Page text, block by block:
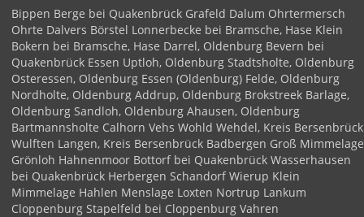
Bippen Berge bei Quakenbrück Grafeld Dalum Ohrtermersch
Ohrte Dalvers Börstel Lonnerbecke bei Bramsche, Hase Klein
Bokern bei Bramsche, Hase Darrel, Oldenburg Bevern bei
Quakenbrück Essen Uptloh, Oldenburg Stadtsholte, Oldenburg
Osteressen, Oldenburg Essen (Oldenburg) Felde, Oldenburg
Nordholte, Oldenburg Addrup, Oldenburg Brokstreek Barlage,
Oldenburg Sandloh, Oldenburg Ahausen, Oldenburg
Bartmannsholte Calhorn Vehs Wohld Wehdel, Kreis Bersenbrück
Wulften Langen, Kreis Bersenbrück Badbergen Groß Mimmelage
Grönloh Hahnenmoor Bottorf bei Quakenbrück Wasserhausen
bei Quakenbrück Herbergen Schandorf Wierup Klein
Mimmelage Hahlen Menslage Loxten Nortrup Lankum
Cloppenburg Stapelfeld bei Cloppenburg Vahren